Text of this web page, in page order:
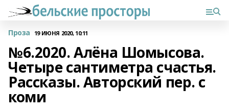
Проза 19 ИЮНЯ 2020, 10:11
№6.2020. Алёна Шомысова.
Четыре сантиметра счастья.
Рассказы. Авторский пер. с
коми